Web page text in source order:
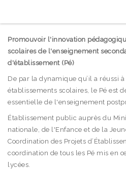
Promouvoir l'innovation
scolaires de l'enseignement
d'établissement (Pé)
De par la dynamique qu’il a réussi
établissements scolaires, le Pé est
essentielle de l'enseignement
Établissement public auprès du
nationale, de l'Enfance et de la
Coordination des Projets
coordination de tous les Pé mis en
lycées.